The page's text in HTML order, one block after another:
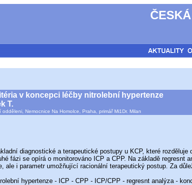
v koncepci léčby nitrolební hypertenze
T.
Nemocnice Na Homolce, Praha, primář Mi1Dr. Milan
diagnostické a terapeutické postupy u KCP, které rozděluje
fázi se opírá o monitorováno ICP a CPP. Na základě
ale i parametr umožňující racionální terapeutický postup. Za
hypertenze - ICP - CPP - ICP/CPP - regresnt analýza -